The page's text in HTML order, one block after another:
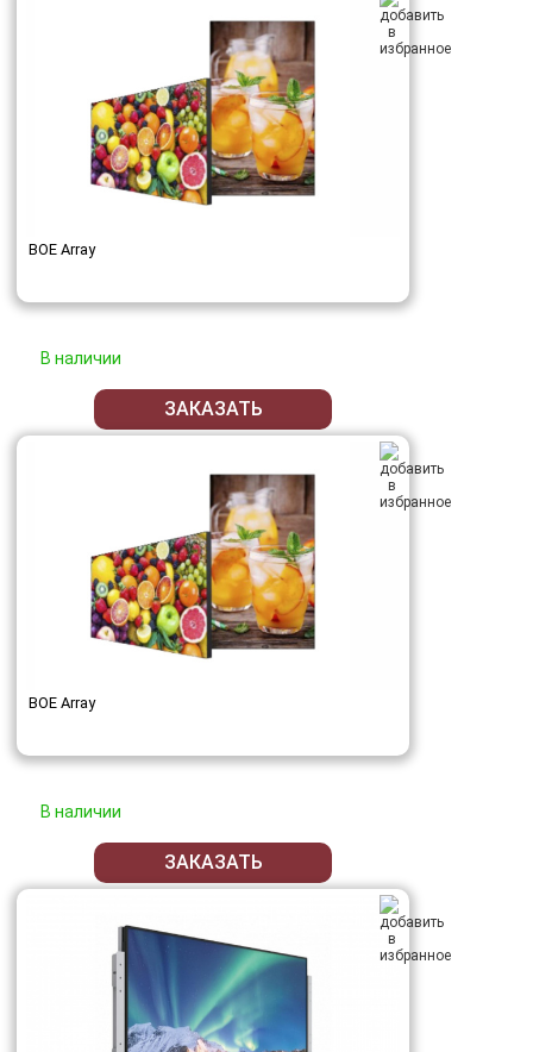
BOE Array
В наличии
ЗАКАЗАТЬ
BOE Array
В наличии
ЗАКАЗАТЬ